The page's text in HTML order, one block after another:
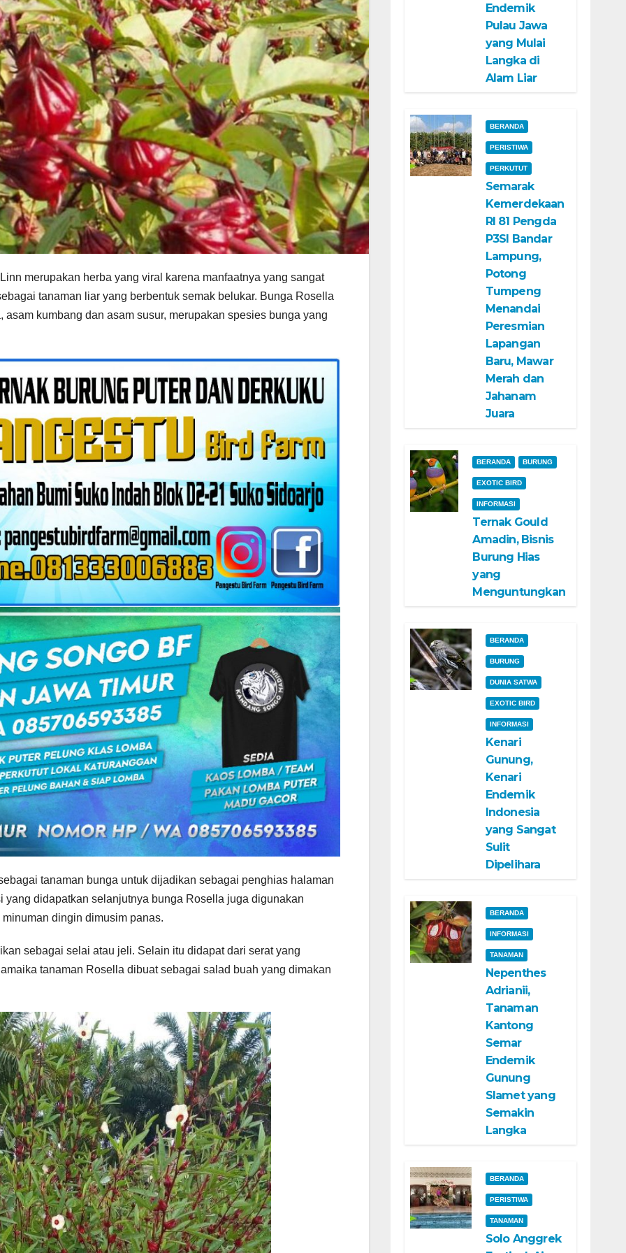
merupakan herba yang viral karena manfaatnya yang sangat
tanaman liar yang berbentuk semak belukar. Bunga Rosella
kumbang dan asam susur, merupakan spesies bunga yang
tanaman bunga untuk dijadikan sebagai penghias halaman
didapatkan selanjutnya bunga Rosella juga digunakan
dingin dimusim panas.
sebagai selai atau jeli. Selain itu didapat dari serat yang
tanaman Rosella dibuat sebagai salad buah yang dimakan
Endemik
Pulau Jawa
yang Mulai
Langka di
Alam Liar
BERANDA
PERISTIWA
PERKUTUT
Semarak
Kemerdekaan
RI 81 Pengda
P3SI Bandar
Lampung,
Potong
Tumpeng
Menandai
Peresmian
Lapangan
Baru, Mawar
Merah dan
Jahanam
Juara
BERANDA BURUNG
EXOTIC BIRD
INFORMASI
Ternak Gould
Amadin, Bisnis
Burung Hias
yang
Menguntungkan
BERANDA
BURUNG
DUNIA SATWA
EXOTIC BIRD
INFORMASI
Kenari
Gunung,
Kenari
Endemik
Indonesia
yang Sangat
Sulit
Dipelihara
BERANDA
INFORMASI
TANAMAN
Nepenthes
Adrianii,
Tanaman
Kantong
Semar
Endemik
Gunung
Slamet yang
Semakin
Langka
BERANDA
PERISTIWA
TANAMAN
Solo Anggrek